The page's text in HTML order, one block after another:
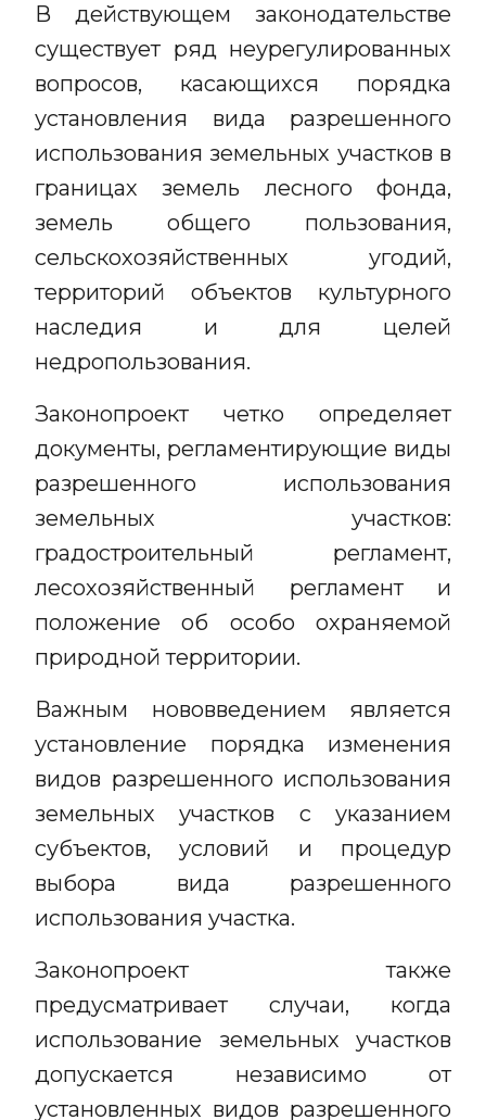
В действующем законодательстве
существует ряд неурегулированных
вопросов, касающихся порядка
установления вида разрешенного
использования земельных участков в
границах земель лесного фонда,
земель общего пользования,
сельскохозяйственных угодий,
территорий объектов культурного
наследия и для целей
недропользования.
Законопроект четко определяет
документы, регламентирующие виды
разрешенного использования
земельных участков:
градостроительный регламент,
лесохозяйственный регламент и
положение об особо охраняемой
природной территории.
Важным нововведением является
установление порядка изменения
видов разрешенного использования
земельных участков с указанием
субъектов, условий и процедур
выбора вида разрешенного
использования участка.
Законопроект также
предусматривает случаи, когда
использование земельных участков
допускается независимо от
установленных видов разрешенного